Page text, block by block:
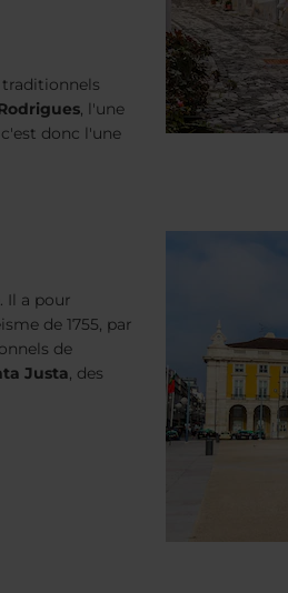
, l'une
donc l'une
Il a pour
de 1755, par
de
Justa, des